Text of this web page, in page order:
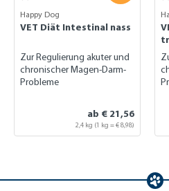
Happy Dog
VET Diät Intestinal nass
Zur Regulierung akuter und
chronischer Magen-Darm-
Probleme
ab € 21,56
2,4 kg (1 kg = € 8,98)